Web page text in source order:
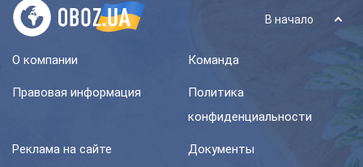
В начало
О компании Команда
Правовая информация
Политика
конфиденциальности
Реклама на сайте Документы